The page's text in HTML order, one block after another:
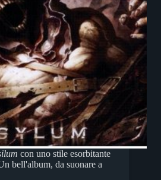
con uno stile esorbitante
bell'album, da suonare a